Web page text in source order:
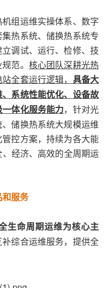
组运维实操体系、数字
热系统、储换热系统专
调试、运行、检修、技
范。 核心团队深耕光热
全套运行逻辑， 具备大
系统性能优化、设备故
体化服务能力，针对光
储换热系统大规模运维
控方案，持续为各大能
经济、高效的全周期运
服务
生命周期运维为核心主
综合运维服务，提供全